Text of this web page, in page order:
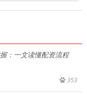
：一文读懂配资流程
353